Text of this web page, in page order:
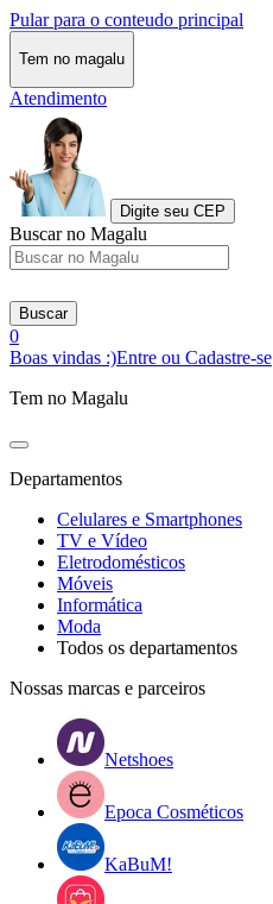
Pular para o conteudo principal
Tem no magalu
Atendimento
Digite seu CEP
Buscar no Magalu
Buscar
0
Boas vindas :)Entre ou Cadastre-se
Tem no Magalu
Departamentos
Celulares e Smartphones
TV e Vídeo
Eletrodomésticos
Móveis
Informática
Moda
Todos os departamentos
Nossas marcas e parceiros
Netshoes
Epoca Cosméticos
KaBuM!